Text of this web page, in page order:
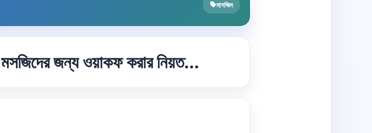
মাসজিদ
জন্য ওয়াকফ করার নিয়ত...